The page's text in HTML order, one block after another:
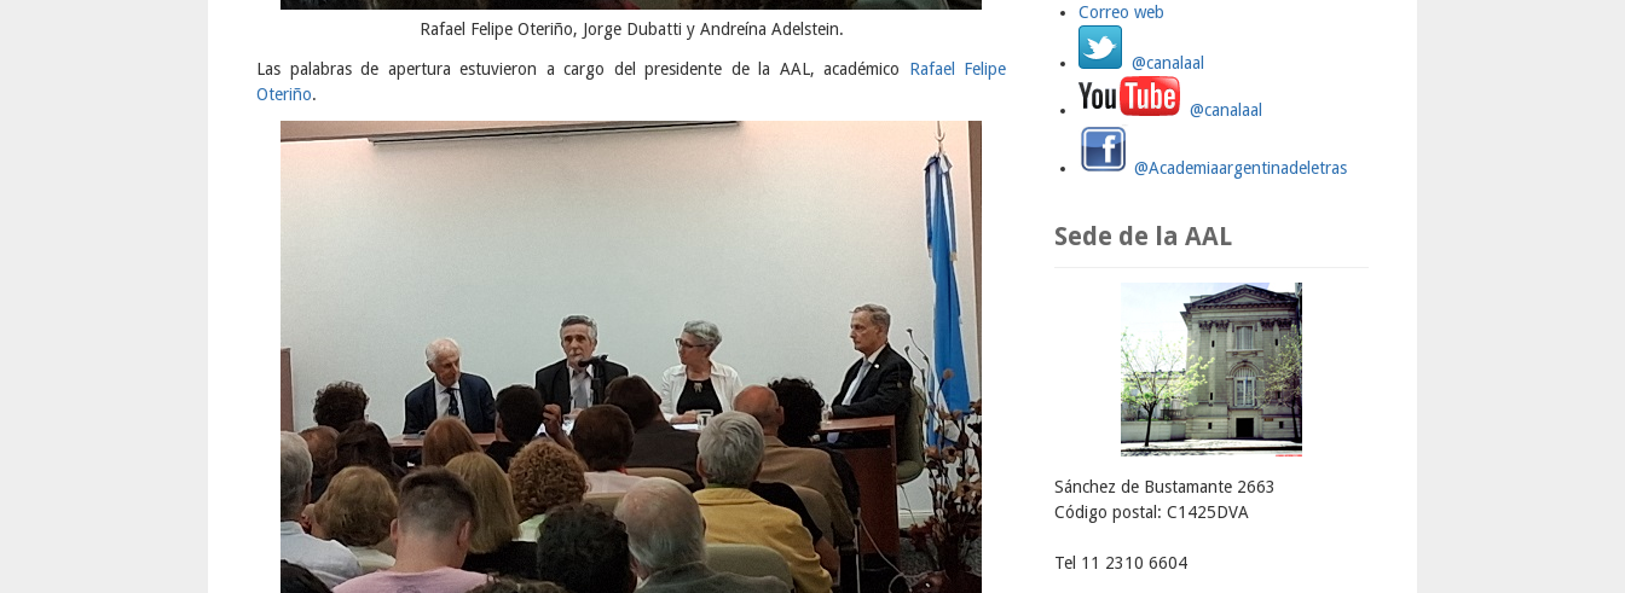
Rafael Felipe Oteriño, Jorge Dubatti y Andreína Adelstein.
Las palabras de apertura estuvieron a cargo del presidente de la AAL, académico Rafael Felipe
Oteriño.
Correo web
@canalaal
@canalaal
@Academiaargentinadeletras
Sede de la AAL
Sánchez de Bustamante 2663
Código postal: C1425DVA
Tel 11 2310 6604